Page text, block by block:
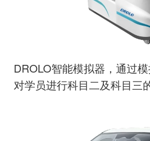
DROLO智能模拟器，通过
对学员进行科目二及科目三